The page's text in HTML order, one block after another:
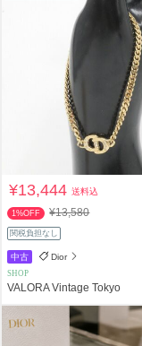
¥13,444送料込
1%OFF ¥13,580
関税負担なし
中古 Dior
SHOP
VALORA Vintage Tokyo